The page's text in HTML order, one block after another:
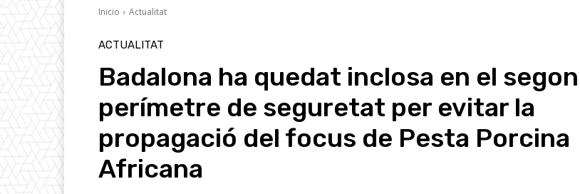
Inicio Actualitat
ACTUALITAT
Badalona ha quedat inclosa en el segon
perímetre de seguretat per evitar la
propagació del focus de Pesta Porcina
Africana